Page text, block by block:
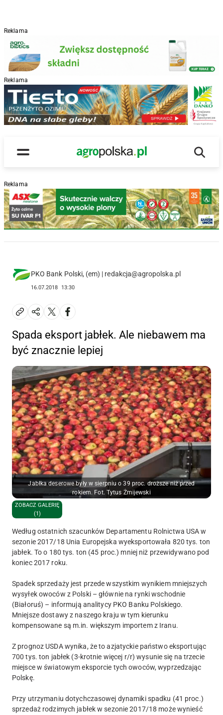
Reklama
Reklama
Menu
Main Logo
Reklama
PKO Bank Polski, (em) | redakcja@agropolska.pl
16.07.2018 13:30
Spada eksport jabłek. Ale niebawem ma
być znacznie lepiej
Jabłka deserowe były w sierpniu o 39 proc. droższe niż przed
rokiem. Fot. Tytus Żmijewski
ZOBACZ GALERIĘ
(1)
Według ostatnich szacunków Departamentu Rolnictwa USA w
sezonie 2017/18 Unia Europejska wyeksportowała 820 tys. ton
jabłek. To o 180 tys. ton (45 proc.) mniej niż przewidywano pod
koniec 2017 roku.
Spadek sprzedaży jest przede wszystkim wynikiem mniejszych
wysyłek owoców z Polski – głównie na rynki wschodnie
(Białoruś) – informują analitycy PKO Banku Polskiego.
Mniejsze dostawy z naszego kraju w tym kierunku
kompensowane są m.in. większym importem z Iranu.
Z prognoz USDA wynika, że to azjatyckie państwo eksportując
700 tys. ton jabłek (3-krotnie więcej r/r) wysunie się na trzecie
miejsce w światowym eksporcie tych owoców, wyprzedzając
Polskę.
Przy utrzymaniu dotychczasowej dynamiki spadku (41 proc.)
sprzedaż rodzimych jabłek w sezonie 2017/18 może wynieść